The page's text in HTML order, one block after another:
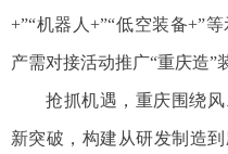
+”“机器人+”“低空装备+”
产需对接活动推广“重庆造”
抢抓机遇，重庆围绕
新突破，构建从研发制造